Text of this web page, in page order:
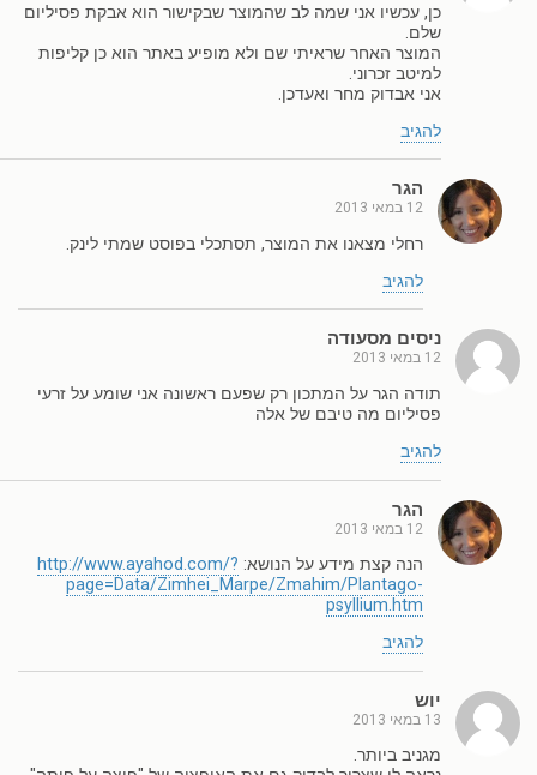
כן, עכשיו אני שמה לב שהמוצר שבקישור הוא אבקת פסיליום
שלם.
המוצר האחר שראיתי שם ולא מופיע באתר הוא כן קליפות
למיטב זכרוני.
אני אבדוק מחר ואעדכן.
להגיב
הגר
12 במאי 2013
רחלי מצאנו את המוצר, תסתכלי בפוסט שמתי לינק.
להגיב
ניסים מסעודה
12 במאי 2013
תודה הגר על המתכון רק שפעם ראשונה אני שומע על זרעי
פסיליום מה טיבם של אלה
להגיב
הגר
12 במאי 2013
הנה קצת מידע על הנושא: http://www.ayahod.com/?
page=Data/Zimhei_Marpe/Zmahim/Plantago-
psyllium.htm
להגיב
יוש
13 במאי 2013
מגניב ביותר.